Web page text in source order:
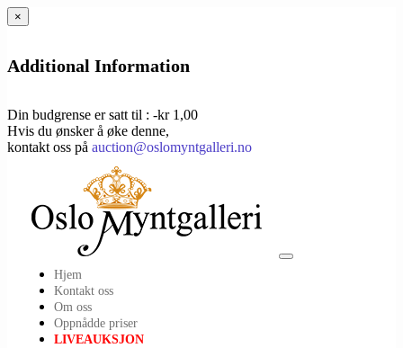
×
Additional Information
Din budgrense er satt til : -kr 1,00
Hvis du ønsker å øke denne,
kontakt oss på auction@oslomyntgalleri.no
Toggle
Hjem
Kontakt oss
Om oss
Oppnådde priser
LIVEAUKSJON